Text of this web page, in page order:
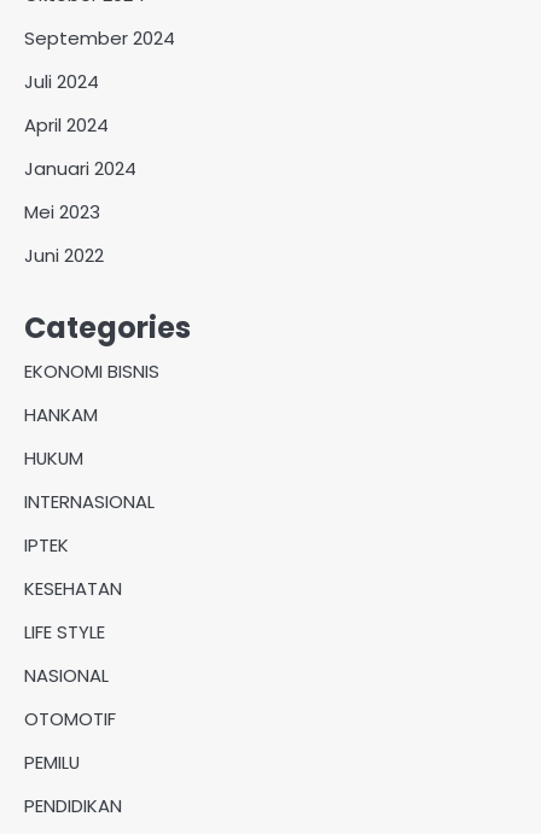
September 2024
Juli 2024
April 2024
Januari 2024
Mei 2023
Juni 2022
Categories
EKONOMI BISNIS
HANKAM
HUKUM
INTERNASIONAL
IPTEK
KESEHATAN
LIFE STYLE
NASIONAL
OTOMOTIF
PEMILU
PENDIDIKAN